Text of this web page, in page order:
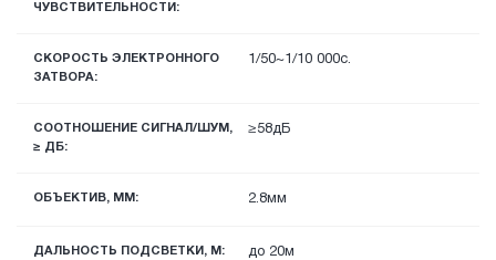
ЧУВСТВИТЕЛЬНОСТИ:
СКОРОСТЬ ЭЛЕКТРОННОГО
ЗАТВОРА:
1/50~1/10 000с.
СООТНОШЕНИЕ СИГНАЛ/ШУМ,
≥ ДБ:
≥58дБ
ОБЪЕКТИВ, ММ: 2.8мм
ДАЛЬНОСТЬ ПОДСВЕТКИ, М: до 20м